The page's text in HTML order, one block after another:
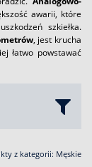
awarii, które
szkiełka.
, jest krucha
łatwo powstawać
z kategorii: Męskie